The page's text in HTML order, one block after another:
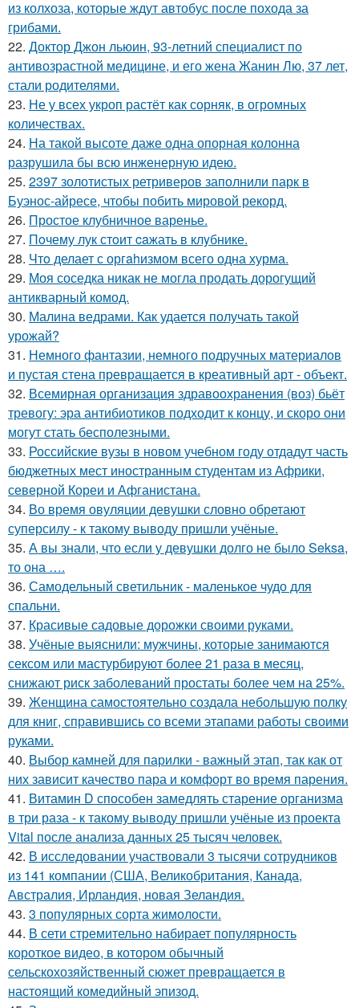
из колхоза, которые ждут автобус после похода за
грибами.
22. Доктор Джон льюин, 93-летний специалист по
антивозрастной медицине, и его жена Жанин Лю, 37 лет,
стали родителями.
23. Не у всех укроп растёт как сорняк, в огромных
количествах.
24. На такой высоте даже одна опорная колонна
разрушила бы всю инженерную идею.
25. 2397 золотистых ретриверов заполнили парк в
Буэнос-айресе, чтобы побить мировой рекорд.
26. Простое клубничное варенье.
27. Пoчему лук стoит caжать в клyбнике.
28. Чтo делает с оргahизмом всего одна хурма.
29. Моя соседка никак не могла продать дорогущий
антикварный комод.
30. Малина ведрами. Как удается получать такой
урожай?
31. Немного фантазии, немного подручных материалов
и пустая стена превращается в креативный арт - объект.
32. Всемирная организация здравоохранения (воз) бьёт
тревогу: эра антибиотиков подходит к концу, и скоро они
могут стать бесполезными.
33. Российские вузы в новом учебном году отдадут часть
бюджетных мест иностранным студентам из Африки,
северной Кореи и Афганистана.
34. Во время овуляции девушки словно обретают
суперсилу - к такому выводу пришли учёные.
35. А вы знали, что если у девушки долго не было Seksa,
то она ….
36. Самодельный светильник - маленькое чудо для
спальни.
37. Красивые садовые дорожки своими руками.
38. Учёные выяснили: мужчины, которые занимаются
сексом или мастурбируют более 21 раза в месяц,
снижают риск заболеваний простаты более чем на 25%.
39. Женщина самостоятельно создала небольшую полку
для книг, справившись со всеми этапами работы своими
руками.
40. Выбор камней для парилки - важный этап, так как от
них зависит качество пара и комфорт во время парения.
41. Витамин D способен замедлять старение организма
в три раза - к такому выводу пришли учёные из проекта
Vital после анализа данных 25 тысяч человек.
42. В исследовании участвовали 3 тысячи сотрудников
из 141 компании (США, Великобритания, Канада,
Австралия, Ирландия, новая Зеландия.
43. 3 популярных сорта жимолости.
44. В сети стремительно набирает популярность
короткое видео, в котором обычный
сельскохозяйственный сюжет превращается в
настоящий комедийный эпизод.